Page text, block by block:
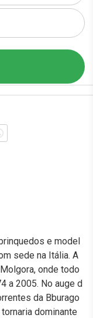
e model
sede na Itália. A
onde todo
a 2005. No auge d
da Bburago
dominante